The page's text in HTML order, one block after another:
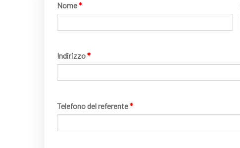
Nome*
Indirizzo*
Telefono del referente*